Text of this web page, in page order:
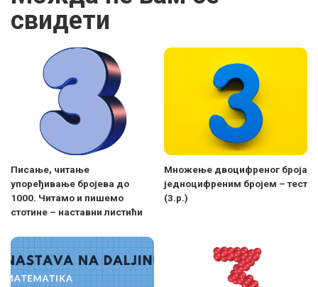
свидети
Писање, читање
упоређивање бројева до
1000. Читамо и пишемо
стотине – наставни листићи
Множење двоцифреног броја
једноцифреним бројем – тест
(3.р.)